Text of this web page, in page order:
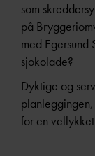
som
på
med
sjokolade?
Dyktige og
for en